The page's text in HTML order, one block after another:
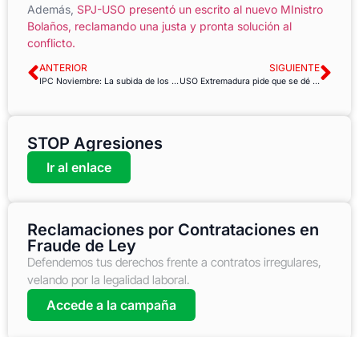
Además, SPJ-USO presentó un escrito al nuevo MInistro
Bolaños, reclamando una justa y pronta solución al
conflicto.
ANTERIOR
IPC Noviembre: La subida de los alimentos sigue siendo muy superior a la subida general del IPC
SIGUIENTE
USO Extremadura pide que se dé marcha atrás en la privatización de la Residencia de Mayores de Santiago de Alcántara
STOP Agresiones
Ir al enlace
Reclamaciones por Contrataciones en
Fraude de Ley
Defendemos tus derechos frente a contratos irregulares,
velando por la legalidad laboral.
Accede a la campaña